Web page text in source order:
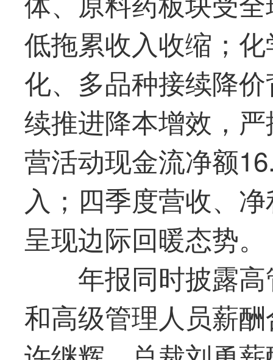
低拖累收入收缩；
化、多品种接续降
续推进降本增效，
营活动现金流净额
入；四季度营收、
呈现边际回暖态势。
年报同时披露
和高级管理人员薪